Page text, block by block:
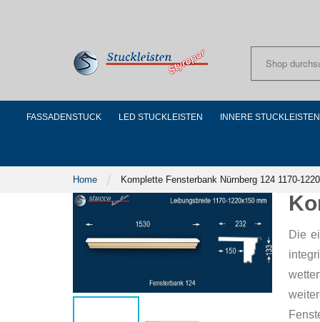
FASSADENSTUCK LED STUCKLEISTEN INNERE STUCKLEISTEN
Home Komplette Fensterbank Nürnberg 124 1170-
Die